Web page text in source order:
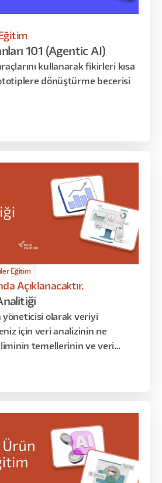
101 (Agentic AI)
kullanarak fikirleri kısa
dönüştürme becerisi
Eğitim
Açıklanacaktır.
yöneticisi olarak veriyi
için veri analizinin ne
temellerinin ve veri